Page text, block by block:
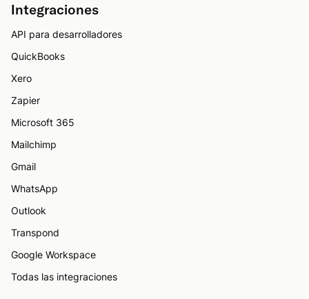
Integraciones
API para desarrolladores
QuickBooks
Xero
Zapier
Microsoft 365
Mailchimp
Gmail
WhatsApp
Outlook
Transpond
Google Workspace
Todas las integraciones